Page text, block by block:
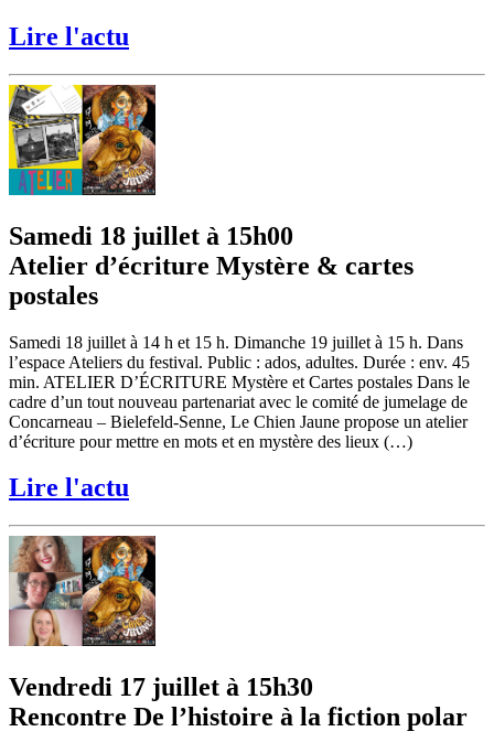
Lire l'actu
Samedi 18 juillet à 15h00
Atelier d’écriture Mystère & cartes
postales
Samedi 18 juillet à 14 h et 15 h. Dimanche 19 juillet à 15 h. Dans
l’espace Ateliers du festival. Public : ados, adultes. Durée : env. 45
min. ATELIER D’ÉCRITURE Mystère et Cartes postales Dans le
cadre d’un tout nouveau partenariat avec le comité de jumelage de
Concarneau – Bielefeld-Senne, Le Chien Jaune propose un atelier
d’écriture pour mettre en mots et en mystère des lieux (…)
Lire l'actu
Vendredi 17 juillet à 15h30
Rencontre De l’histoire à la fiction polar